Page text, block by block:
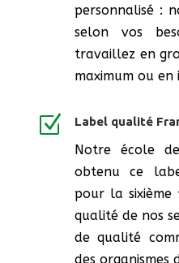
personnalisé :
selon vos
travaillez en
maximum ou en
Z Label qualité
Notre école
obtenu ce
pour la
qualité de nos
de qualité
des organismes